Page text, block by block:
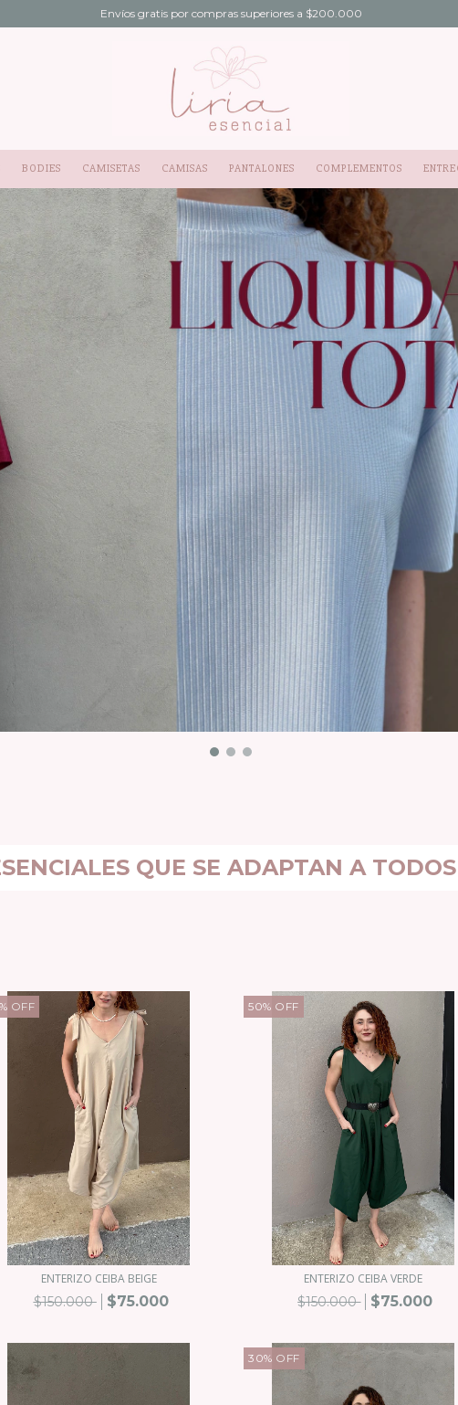
Envíos gratis por compras superiores a $200.000
BODIES CAMISETAS CAMISAS PANTALONES COMPLEMENTOS
QUE SE ADAPTAN A
% OFF
ENTERIZO CEIBA BEIGE
$150.000 $75.000
50% OFF
ENTERIZO CEIBA VERDE
$150.000 $75.000
30% OFF